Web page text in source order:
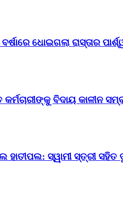
ଧୋଇଗଲା ରାସ୍ତାର
ବିଦାୟ କାଳୀନ
ସ୍ୱାମୀ ସ୍ତ୍ରୀ